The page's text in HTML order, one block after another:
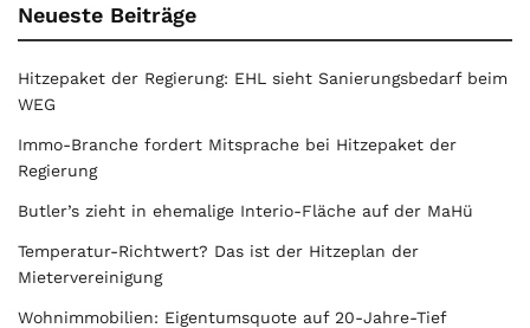
Neueste Beiträge
Hitzepaket der Regierung: EHL sieht Sanierungsbedarf beim
WEG
Immo-Branche fordert Mitsprache bei Hitzepaket der
Regierung
Butler’s zieht in ehemalige Interio-Fläche auf der MaHü
Temperatur-Richtwert? Das ist der Hitzeplan der
Mietervereinigung
Wohnimmobilien: Eigentumsquote auf 20-Jahre-Tief